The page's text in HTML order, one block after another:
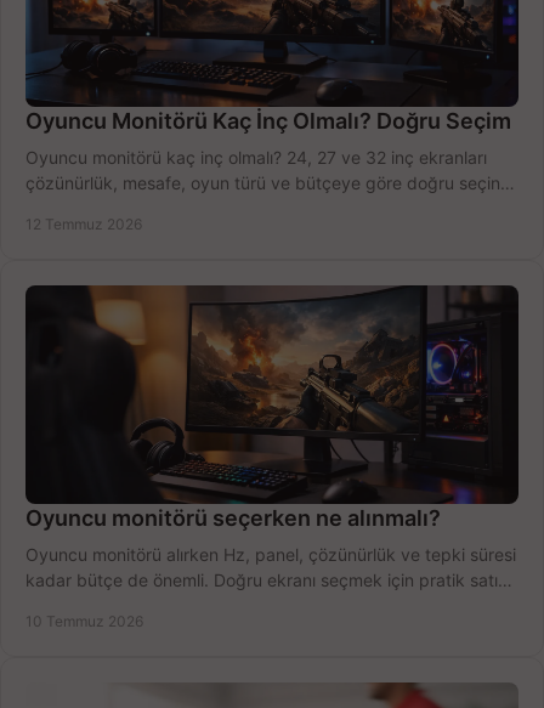
Oyuncu Monitörü Kaç İnç Olmalı? Doğru Seçim
Oyuncu monitörü kaç inç olmalı? 24, 27 ve 32 inç ekranları
çözünürlük, mesafe, oyun türü ve bütçeye göre doğru seçin,
12 Temmuz 2026
Oyuncu monitörü seçerken ne alınmalı?
Oyuncu monitörü alırken Hz, panel, çözünürlük ve tepki süresi
kadar bütçe de önemli. Doğru ekranı seçmek için pratik satın
10 Temmuz 2026